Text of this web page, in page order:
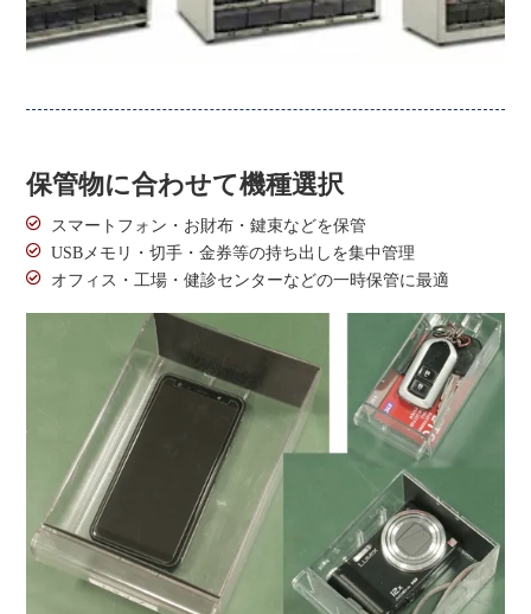
保管物に合わせて機種選択
スマートフォン・お財布・鍵束などを保管
USBメモリ・切手・金券等の持ち出しを集中管理
オフィス・工場・健診センターなどの一時保管に最適